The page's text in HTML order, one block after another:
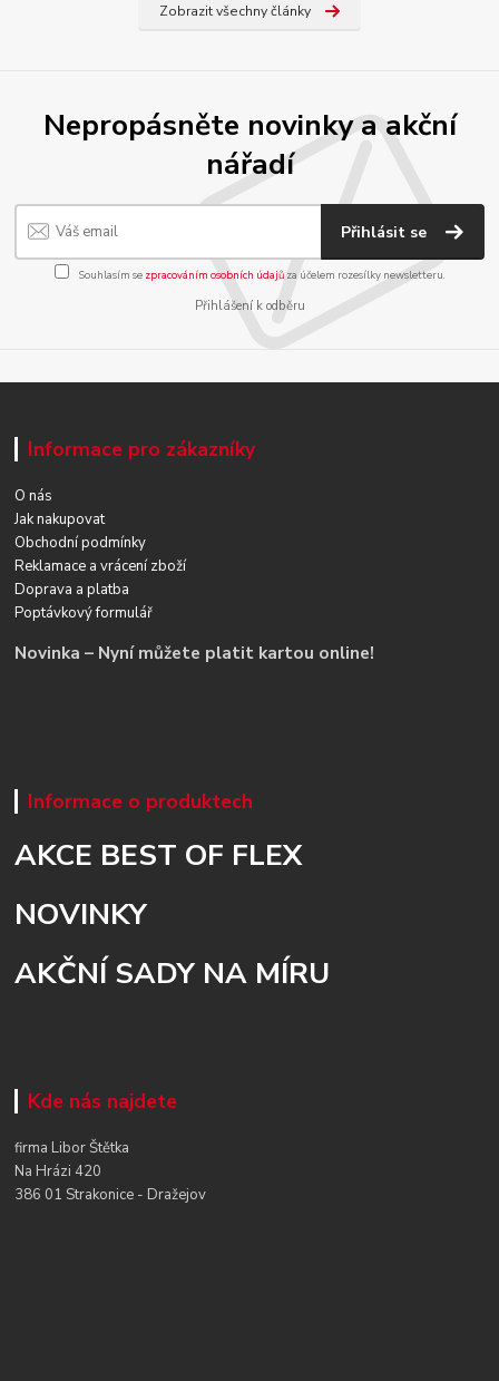
Zobrazit všechny články
Nepropásněte novinky a akční
nářadí
Přihlásit se
Souhlasím se zpracováním osobních údajůza účelem rozesílky newsletteru.
Přihlášení k odběru
Informace pro zákazníky
O nás
Jak nakupovat
Obchodní podmínky
Reklamace a vrácení zboží
Doprava a platba
Poptávkový formulář
Novinka – Nyní můžete platit kartou online!
Informace o produktech
AKCE BEST OF FLEX
NOVINKY
AKČNÍ SADY NA MÍRU
Kde nás najdete
firma Libor Štětka
Na Hrázi 420
386 01 Strakonice - Dražejov